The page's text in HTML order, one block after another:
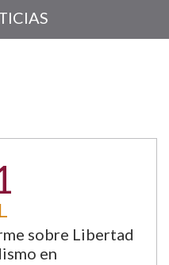
sobre Libertad
en